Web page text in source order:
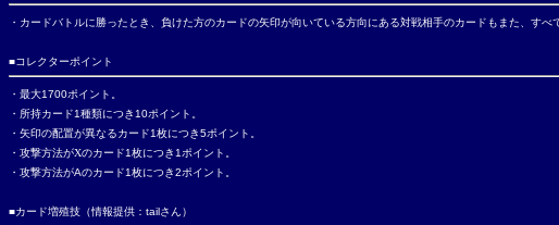
・カードバトルに勝ったとき、負けた方のカードの矢印が向いている方向にある対戦相手のカードもまた、すべ
■コレクターポイント
・最大1700ポイント。
・所持カード1種類につき 10ポイント。
・矢印の配置が異なるカード1枚につき5ポイント。
・攻撃方法がXのカード1枚につき 1 ポイント。
・攻撃方法がAのカード1枚につき2ポイント。
■カード増殖技（情報提供： tailさん）